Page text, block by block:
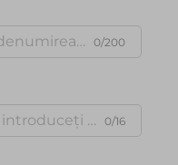
0/200
0/16